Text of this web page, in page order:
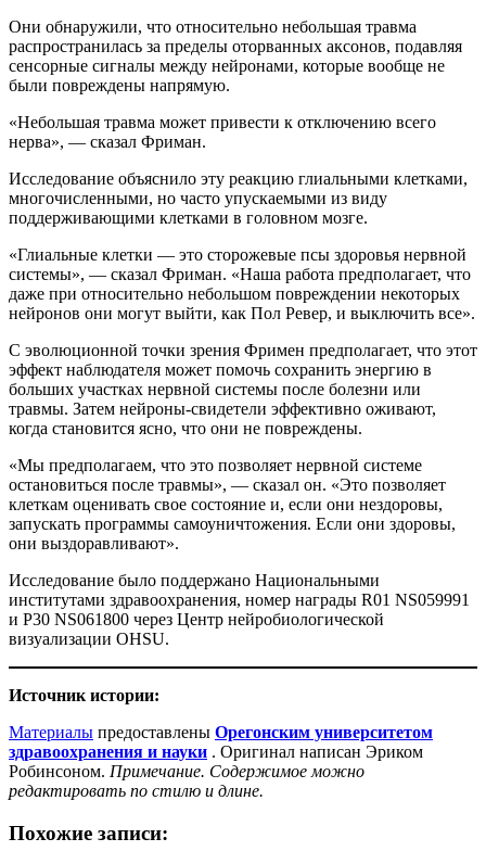
Они обнаружили, что относительно небольшая травма
распространилась за пределы оторванных аксонов, подавляя
сенсорные сигналы между нейронами, которые вообще не
были повреждены напрямую.
«Небольшая травма может привести к отключению всего
нерва», — сказал Фриман.
Исследование объяснило эту реакцию глиальными клетками,
многочисленными, но часто упускаемыми из виду
поддерживающими клетками в головном мозге.
«Глиальные клетки — это сторожевые псы здоровья нервной
системы», — сказал Фриман. «Наша работа предполагает, что
даже при относительно небольшом повреждении некоторых
нейронов они могут выйти, как Пол Ревер, и выключить все».
С эволюционной точки зрения Фримен предполагает, что этот
эффект наблюдателя может помочь сохранить энергию в
больших участках нервной системы после болезни или
травмы. Затем нейроны-свидетели эффективно оживают,
когда становится ясно, что они не повреждены.
«Мы предполагаем, что это позволяет нервной системе
остановиться после травмы», — сказал он. «Это позволяет
клеткам оценивать свое состояние и, если они нездоровы,
запускать программы самоуничтожения. Если они здоровы,
они выздоравливают».
Исследование было поддержано Национальными
институтами здравоохранения, номер награды R01 NS059991
и P30 NS061800 через Центр нейробиологической
визуализации OHSU.
Источник истории:
Материалы предоставлены Орегонским университетом
здравоохранения и науки . Оригинал написан Эриком
Робинсоном. Примечание. Содержимое можно
редактировать по стилю и длине.
Похожие записи: